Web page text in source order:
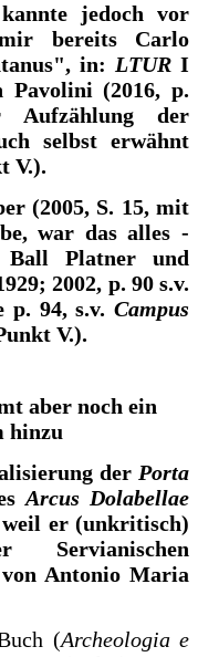
kannte jedoch vor
bereits Carlo
in: LTUR I
Pavolini (2016, p.
der
selbst erwähnt
V.).
(2005, S. 15, mit
war das alles -
Platner und
2002, p. 90 s.v.
p. 94, s.v.Campus
V.).
aber noch ein
hinzu
der Porta
Arcus Dolabellae
er (unkritisch)
Servianischen
Antonio Maria
(Archeologia e